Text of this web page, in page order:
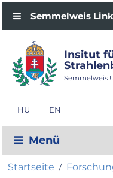
Semmelweis
Insitut
Semmelweis
HU EN
Menü
Startseite /